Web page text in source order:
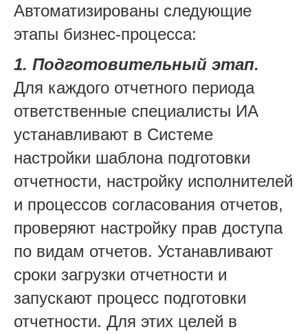
Автоматизированы следующие
этапы бизнес-процесса:
1. Подготовительный этап.
Для каждого отчетного периода
ответственные специалисты ИА
устанавливают в Системе
настройки шаблона подготовки
отчетности, настройку исполнителей
и процессов согласования отчетов,
проверяют настройку прав доступа
по видам отчетов. Устанавливают
сроки загрузки отчетности и
запускают процесс подготовки
отчетности. Для этих целей в